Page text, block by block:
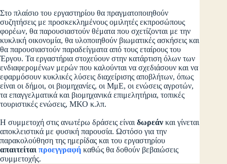
Στο πλαίσιο του εργαστηρίου θα πραγματοποιηθούν
συζητήσεις με προσκεκλημένους ομιλητές εκπροσώπους
φορέων, θα παρουσιαστούν θέματα που σχετίζονται με την
κυκλική οικονομία, θα υλοποιηθούν βιωματικές ασκήσεις και
θα παρουσιαστούν παραδείγματα από τους εταίρους του
Έργου. Τα εργαστήρια στοχεύουν στην κατάρτιση όλων των
ενδιαφερομένων μερών που καλούνται να σχεδιάσουν και να
εφαρμόσουν κυκλικές λύσεις διαχείρισης αποβλήτων, όπως
είναι οι δήμοι, οι βιομηχανίες, οι ΜμΕ, οι ενώσεις αγροτών,
τα επαγγελματικά και βιομηχανικά επιμελητήρια, τοπικές
τουριστικές ενώσεις, ΜΚΟ κ.λπ.
Η συμμετοχή στις ανωτέρω δράσεις είναι δωρεάν και γίνεται
αποκλειστικά με φυσική παρουσία. Ωστόσο για την
παρακολούθηση της ημερίδας και του εργαστηρίου
απαιτείται προεγγραφή καθώς θα δοθούν βεβαιώσεις
συμμετοχής.